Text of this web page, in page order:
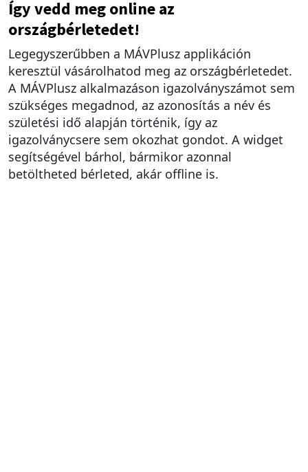
Így vedd meg online az
országbérletedet!
Legegyszerűbben a MÁVPlusz applikáción
keresztül vásárolhatod meg az országbérletedet.
A MÁVPlusz alkalmazáson igazolványszámot sem
szükséges megadnod, az azonosítás a név és
születési idő alapján történik, így az
igazolványcsere sem okozhat gondot. A widget
segítségével bárhol, bármikor azonnal
betöltheted bérleted, akár offline is.